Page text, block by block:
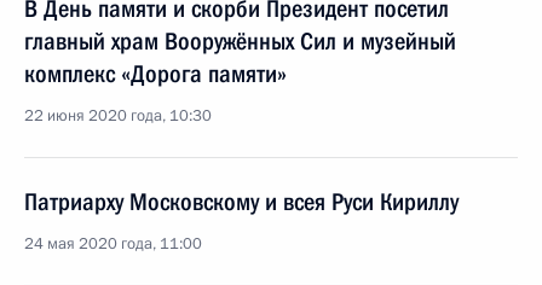
В День памяти и скорби Президент посетил
главный храм Вооружённых Сил и музейный
комплекс «Дорога памяти»
22 июня 2020 года, 10:30
Патриарху Московскому и всея Руси Кириллу
24 мая 2020 года, 11:00